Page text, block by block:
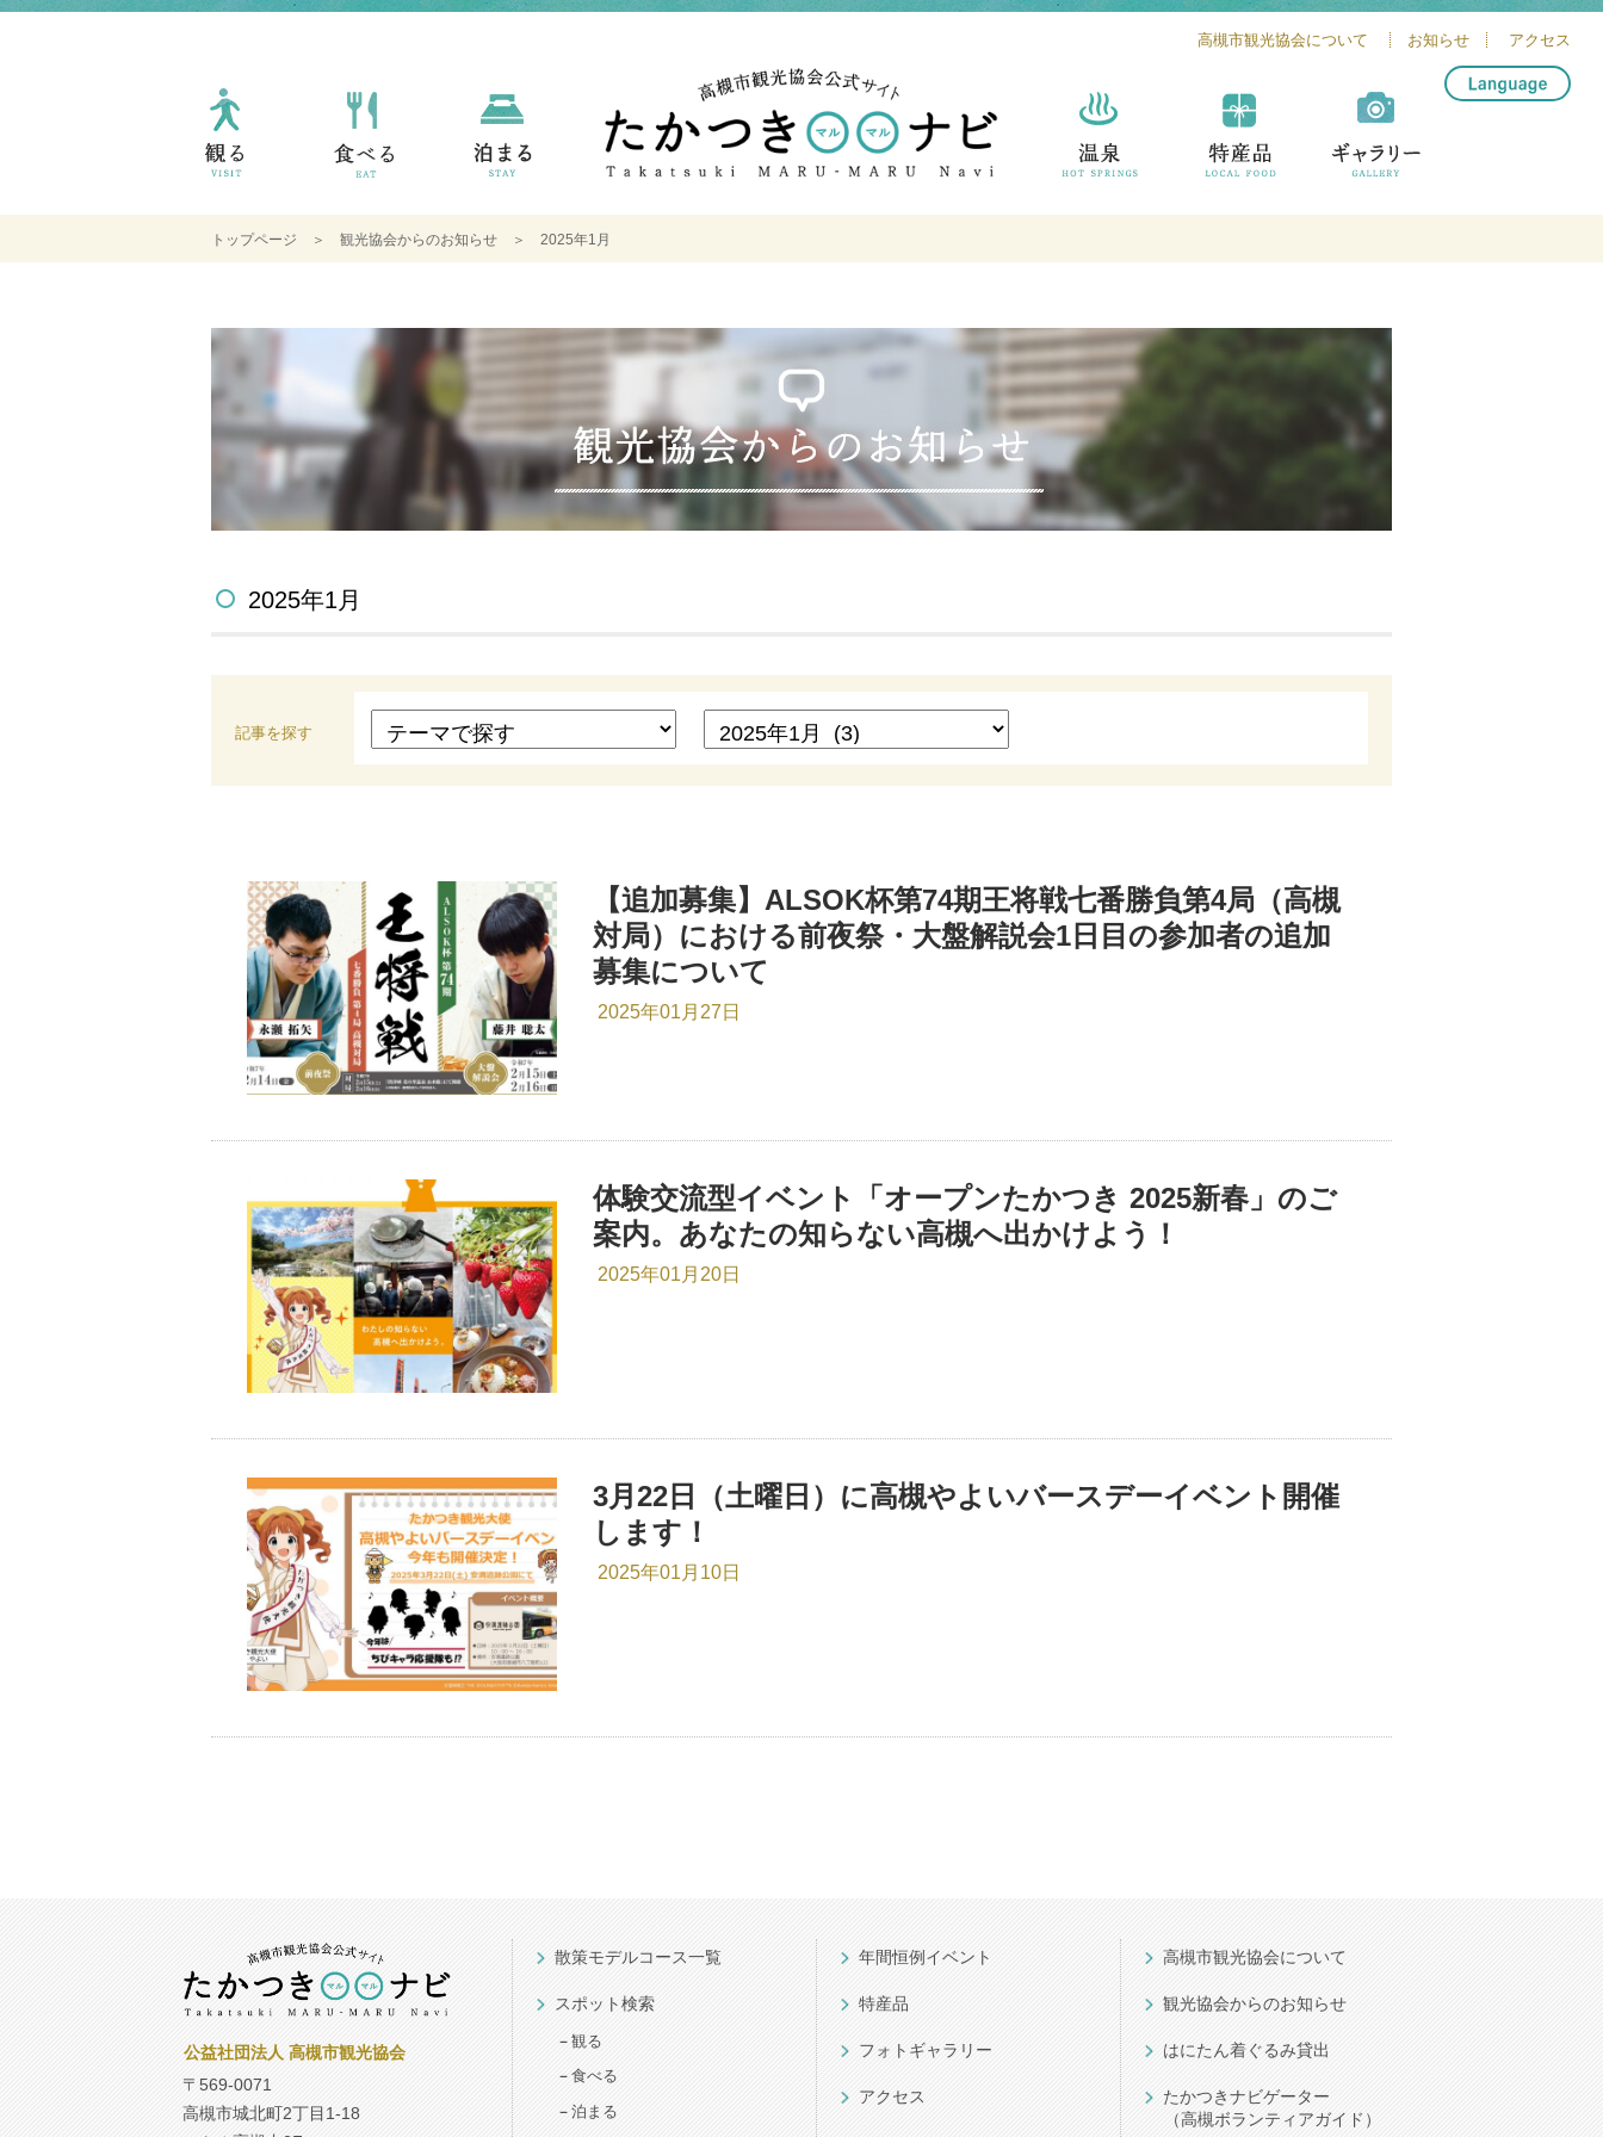
高槻市観光協会について お知らせ アクセス
トップページ ＞ 観光協会からのお知らせ ＞ 2025年1月
2025年1月
記事を探す
【追加募集】ALSOK杯第74期王将戦七番勝負第4局（高槻
対局）における前夜祭・大盤解説会1日目の参加者の追加
募集について
2025年01月27日
体験交流型イベント「オープンたかつき 2025新春」のご
案内。あなたの知らない高槻へ出かけよう！
2025年01月20日
3月22日（土曜日）に高槻やよいバースデーイベント開催
します！
2025年01月10日
散策モデルコース一覧
スポット検索
観る
食べる
泊まる
年間恒例イベント
特産品
フォトギャラリー
アクセス
高槻市観光協会について
観光協会からのお知らせ
はにたん着ぐるみ貸出
たかつきナビゲーター
（高槻ボランティアガイド）
公益社団法人 高槻市観光協会
〒569-0071
高槻市城北町2丁目1-18